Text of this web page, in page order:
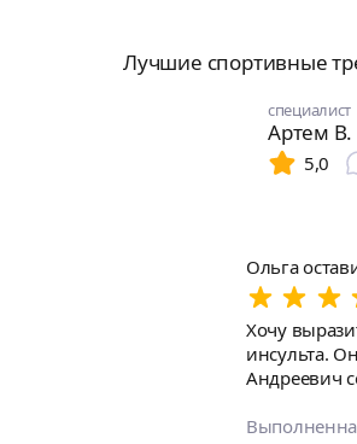
Лучшие спортивные
специалист
Артем В.
5,0
Ольга
Хочу
инсульта.
Андреевич
садиться, впоследствии стала